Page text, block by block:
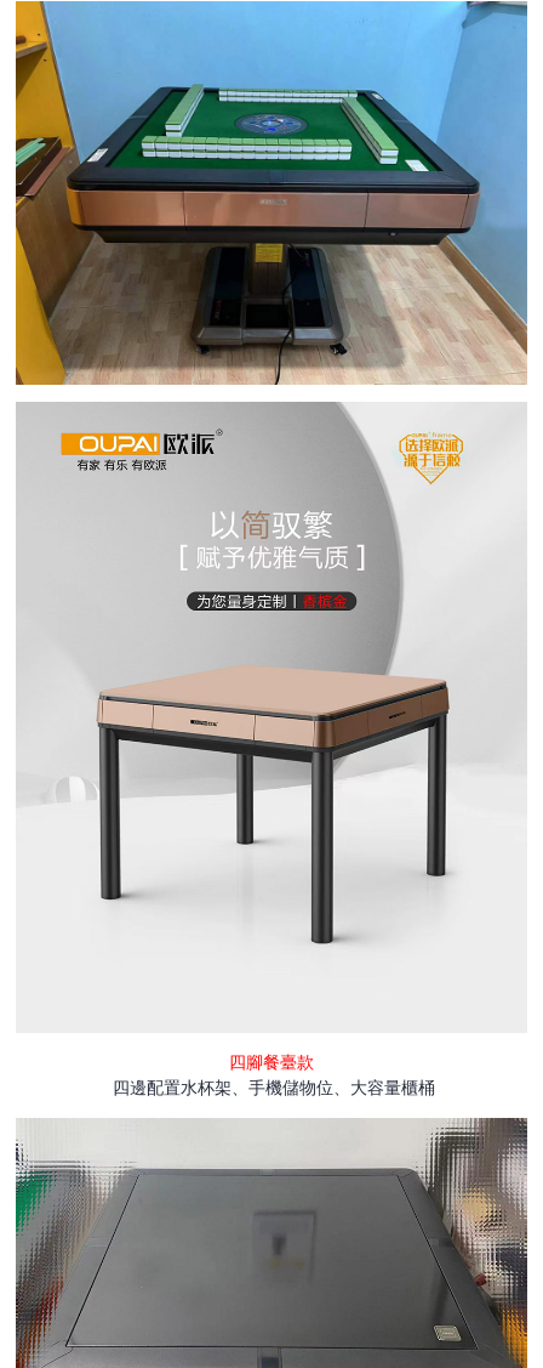
四腳餐臺款
四邊配置水杯架、手機儲物位、大容量櫃桶